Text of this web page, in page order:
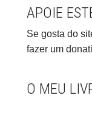
APOIE
Se gosta do
fazer um
O MEU